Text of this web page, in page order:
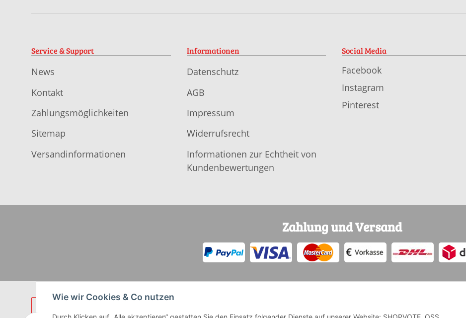
Service & Support
News
Kontakt
Zahlungsmöglichkeiten
Sitemap
Versandinformationen
Informationen
Datenschutz
AGB
Impressum
Widerrufsrecht
Informationen zur Echtheit von
Kundenbewertungen
Social Media
Facebook
Instagram
Pinterest
Zahlung und Versand
Wie wir Cookies & Co nutzen